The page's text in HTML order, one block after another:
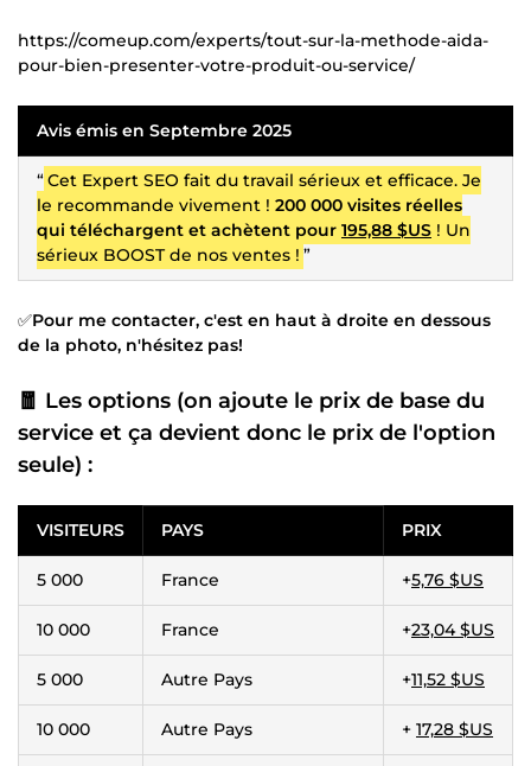
https://comeup.com/experts/tout-sur-la-methode-aida-
pour-bien-presenter-votre-produit-ou-service/
Avis émis en Septembre 2025
“ Cet Expert SEO fait du travail sérieux et efficace. Je
le recommande vivement ! 200 000 visites réelles
qui téléchargent et achètent pour 195,88 $US ! Un
sérieux BOOST de nos ventes ! ”
✅Pour me contacter, c'est en haut à droite en dessous
de la photo, n'hésitez pas!
🧧 Les options (on ajoute le prix de base du
service et ça devient donc le prix de l'option
seule) :
VISITEURS PAYS PRIX
5 000 France +5,76 $US
10 000 France +23,04 $US
5 000 Autre Pays +11,52 $US
10 000 Autre Pays + 17,28 $US